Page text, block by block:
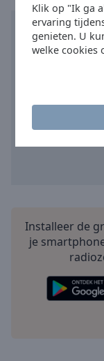
Klik op "Ik ga
ervaring
genieten. U
welke cookies
window.
Installeer de
je